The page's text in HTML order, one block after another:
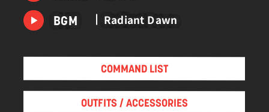
평화로운 생활을 손에 넣은 그녀는 경찰기구의 장관이
었던 카이 키스크와 사랑에 빠지고, 곧 외동아들
그 뒤, 적의 습격에서 벗어나기 위해 봉인 안에서 잠들
어 있었으나 「요람 사건」때 해방되었다.
이률리아 연왕에서 퇴임한 카이와 함께 새로운 나라
BGM Radiant Dawn
COMMAND LIST
OUTFITS / ACCESSORIES